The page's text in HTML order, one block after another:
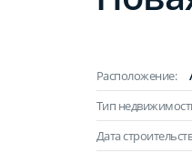
Расположение:
Тип
Дата